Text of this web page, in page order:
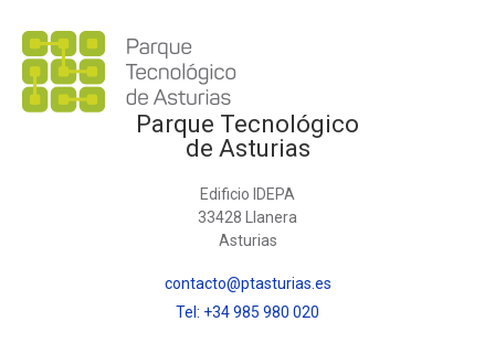
Parque Tecnológico
de Asturias
Edificio IDEPA
33428 Llanera
Asturias
contacto@ptasturias.es
Tel: +34 985 980 020